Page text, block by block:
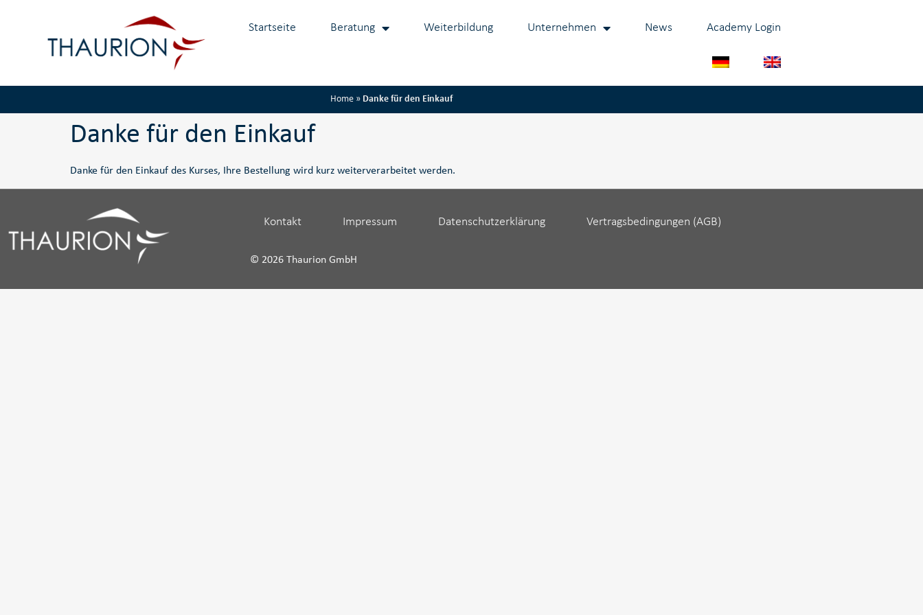
Startseite Beratung Weiterbildung Unternehmen News Academy Login
Home » Danke für den Einkauf
Danke für den Einkauf
Danke für den Einkauf des Kurses, Ihre Bestellung wird kurz weiterverarbeitet werden.
Kontakt Impressum Datenschutzerklärung Vertragsbedingungen (AGB)
© 2026 Thaurion GmbH